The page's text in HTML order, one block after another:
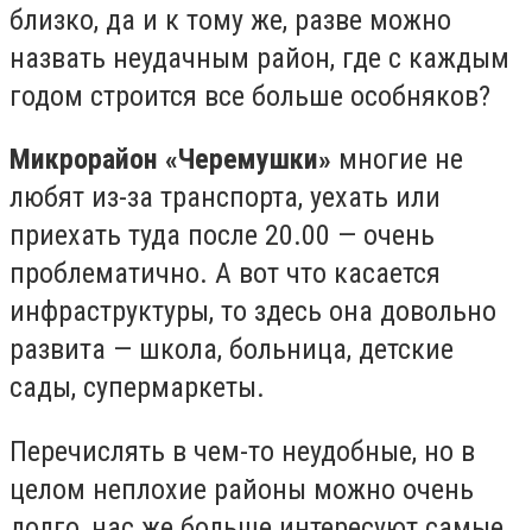
близко, да и к тому же, разве можно
назвать неудачным район, где с каждым
годом строится все больше особняков?
Микрорайон «Черемушки» многие не
любят из-за транспорта, уехать или
приехать туда после 20.00 — очень
проблематично. А вот что касается
инфраструктуры, то здесь она довольно
развита — школа, больница, детские
сады, супермаркеты.
Перечислять в чем-то неудобные, но в
целом неплохие районы можно очень